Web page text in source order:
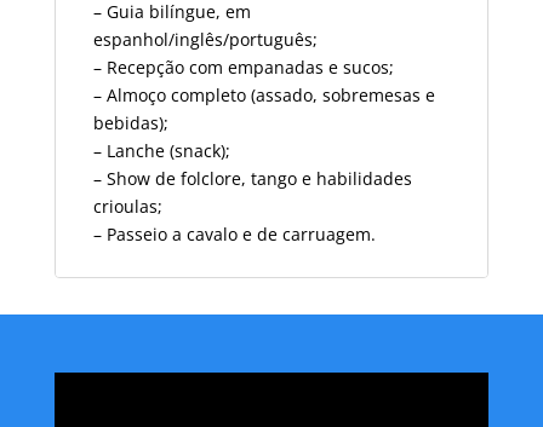
–Guia bilíngue, em
espanhol/inglês/português;
– Recepção com empanadas e sucos;
– Almoço completo (assado, sobremesas e
bebidas);
– Lanche (snack);
– Show de folclore, tango e habilidades
crioulas;
– Passeio a cavalo e de carruagem.